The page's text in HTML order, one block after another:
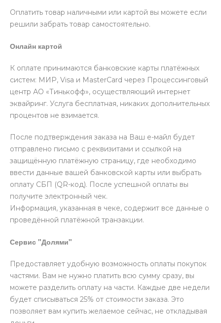
Оплатить товар наличными или картой вы можете если
решили забрать товар самостоятельно.
Онлайн картой
К оплате принимаются банковские карты платёжных
систем: МИР, Visa и MasterCard через Процессинговый
центр АО «Тинькофф», осуществляющий интернет
эквайринг. Услуга бесплатная, никаких дополнительных
процентов не взимается.
После подтверждения заказа на Ваш е-майл будет
отправлено письмо с реквизитами и ссылкой на
защищённую платёжную страницу, где необходимо
ввести данные вашей банковской карты или выбрать
оплату СБП (QR-код). После успешной оплаты вы
получите электронный чек.
Информация, указанная в чеке, содержит все данные о
проведённой платёжной транзакции.
Сервис "Долями"
Предоставляет удобную возможность оплаты покупок
частями. Вам не нужно платить всю сумму сразу, вы
можете разделить оплату на части. Каждые две недели
будет списываться 25% от стоимости заказа. Это
позволяет вам купить желаемое сейчас, не откладывая